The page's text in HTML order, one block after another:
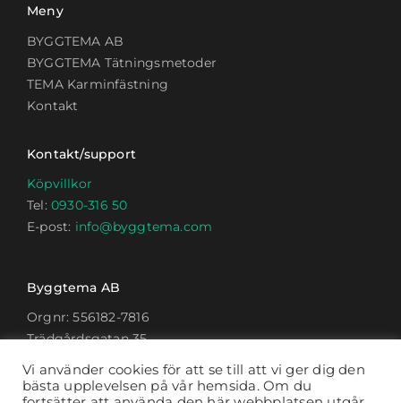
Meny
BYGGTEMA AB
BYGGTEMA Tätningsmetoder
TEMA Karminfästning
Kontakt
Kontakt/support
Köpvillkor
Tel:0930-316 50
E-post: info@byggtema.com
Byggtema AB
Orgnr: 556182-7816
Trädgårdsgatan 35
Vi använder cookies för att se till att vi ger dig den
bästa upplevelsen på vår hemsida. Om du